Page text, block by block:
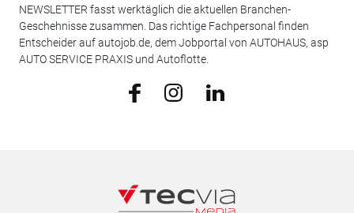
NEWSLETTER fasst werktäglich die aktuellen Branchen-
Geschehnisse zusammen. Das richtige Fachpersonal finden
Entscheider auf autojob.de, dem Jobportal von AUTOHAUS, asp
AUTO SERVICE PRAXIS und Autoflotte.